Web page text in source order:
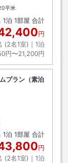
平米
1泊 1部屋 合計
円
(2名1室)｜ 1泊
円〜21,200円
プラン（素泊
1泊 1部屋 合計
円
(2名1室)｜ 1泊